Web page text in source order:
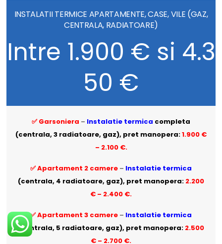
INSTALATII TERMICE APARTAMENTE, CASE, VILE (GAZ,
CENTRALA, RADIATOARE)
Intre 1.900 € si 4.3
50 €
✅ Garsoniera – Instalatie termica completa
(centrala, 3 radiatoare, gaz), pret manopera:1.900 €
– 2.100 €.
✅ Apartament 2 camere – Instalatie termica
(centrala, 4 radiatoare, gaz), pret manopera: 2.200
€ – 2.400 €.
✅ Apartament 3 camere – Instalatie termica
(centrala, 5 radiatoare, gaz), pret manopera: 2.500
€ – 2.700 €.